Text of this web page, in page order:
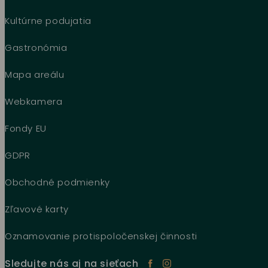
Kultúrne podujatia
Gastronómia
Mapa areálu
Webkamera
Fondy EU
GDPR
Obchodné podmienky
Zľavové karty
Oznamovanie protispoločenskej činnosti
Sledujte nás aj na sieťach